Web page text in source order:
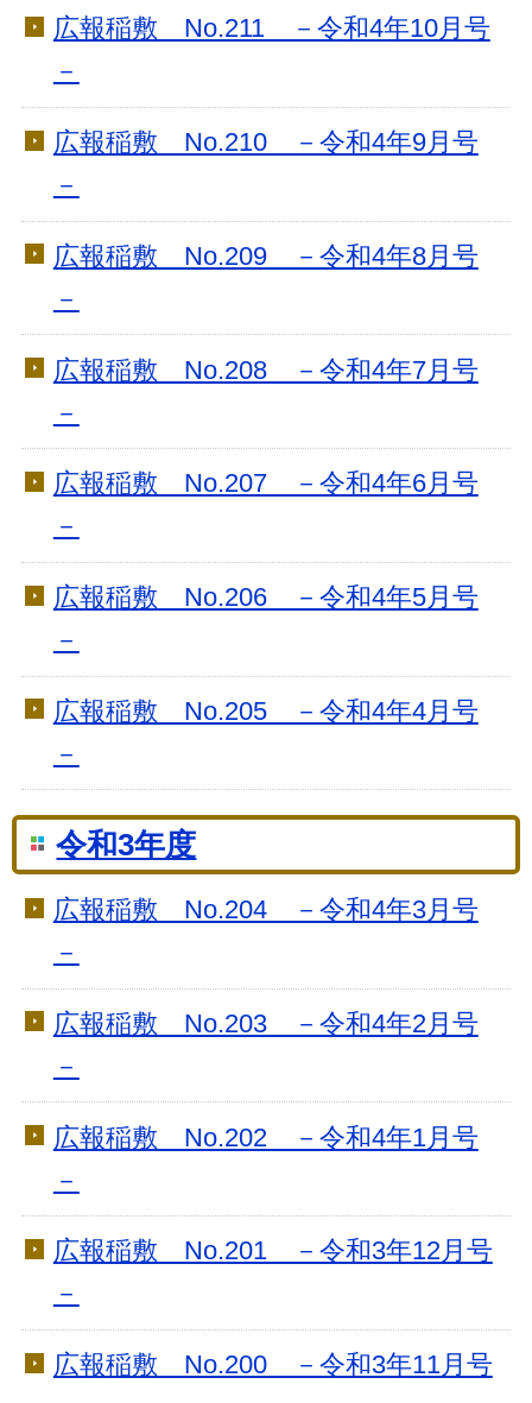
広報稲敷 No.211 －令和4年10月号
－
広報稲敷 No.210 －令和4年9月号
－
広報稲敷 No.209 －令和4年8月号
－
広報稲敷 No.208 －令和4年7月号
－
広報稲敷 No.207 －令和4年6月号
－
広報稲敷 No.206 －令和4年5月号
－
広報稲敷 No.205 －令和4年4月号
－
令和3年度
広報稲敷 No.204 －令和4年3月号
－
広報稲敷 No.203 －令和4年2月号
－
広報稲敷 No.202 －令和4年1月号
－
広報稲敷 No.201 －令和3年12月号
－
広報稲敷 No.200 －令和3年11月号